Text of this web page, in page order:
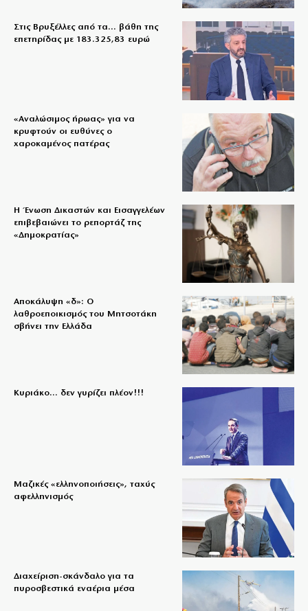
Στις Βρυξέλλες από τα… βάθη της
επετηρίδας με 183.325,83 ευρώ
«Aναλώσιμος ήρωας» για να
κρυφτούν οι ευθύνες ο
χαροκαμένος πατέρας
Η Ένωση Δικαστών και Εισαγγελέων
επιβεβαιώνει το ρεπορτάζ της
«Δημοκρατίας»
Αποκάλυψη «δ»: Ο
λαθροεποικισμός του Μητσοτάκη
σβήνει την Ελλάδα
Κυριάκο… δεν γυρίζει πλέον!!!
Μαζικές «ελληνοποιήσεις», ταχύς
αφελληνισμός
Διαχείριση-σκάνδαλο για τα
πυροσβεστικά εναέρια μέσα